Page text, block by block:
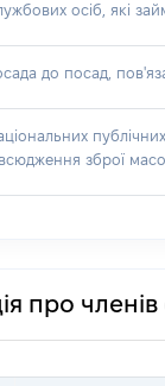
осіб, які
до посад,
зброї
про членів